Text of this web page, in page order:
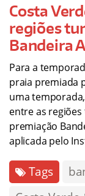
Costa
regiões
Bandeira
Para a
praia premiada
uma
entre as
premiação
aplicada pelo
Tags